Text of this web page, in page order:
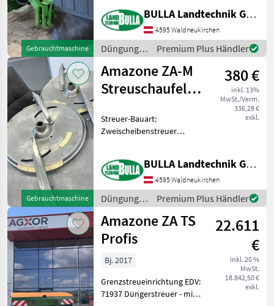
Gebrauchtmaschine
Streumengenverstellung
AMAZONE ZA-V 2000 Profis
Control + Bj. 2022 + 2000
Liter Inhalt + V-Set 1 Streusc
BULLA Landtechnik GmbH
4595 Waldneukirchen
Düngung
und
Beregnung
/ Amazone
Premium Plus Händler
Gebrauchtmaschine
Amazone ZA-M
Streuschaufeln
380 €
inkl. 13%
MwSt./Verm.
336,28 €
exkl.
Streuer-Bauart:
Zweischeibenstreuer
M + Scheiben und Schaufeln
in gutem Zustand Düngung
und Beregnung Minerald
BULLA Landtechnik GmbH Ersatzteile
4595 Waldneukirchen
Düngung
und
Beregnung
/ Amazone
Premium Plus Händler
Amazone ZA TS
Profis
22.611
€
inkl. 20 %
MwSt.
18.842,50 €
exkl.
Bj. 2017
Grenzstreueinrichtung EDV:
71937 Düngerstreuer - mit